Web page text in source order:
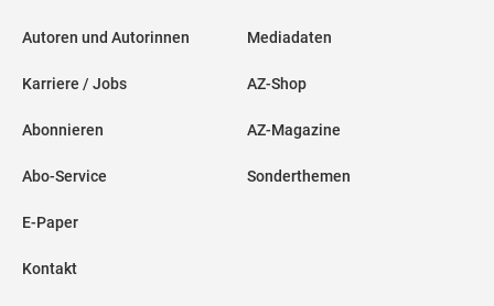
Autoren und Autorinnen
Karriere / Jobs
Abonnieren
Abo-Service
E-Paper
Kontakt
Mediadaten
AZ-Shop
AZ-Magazine
Sonderthemen